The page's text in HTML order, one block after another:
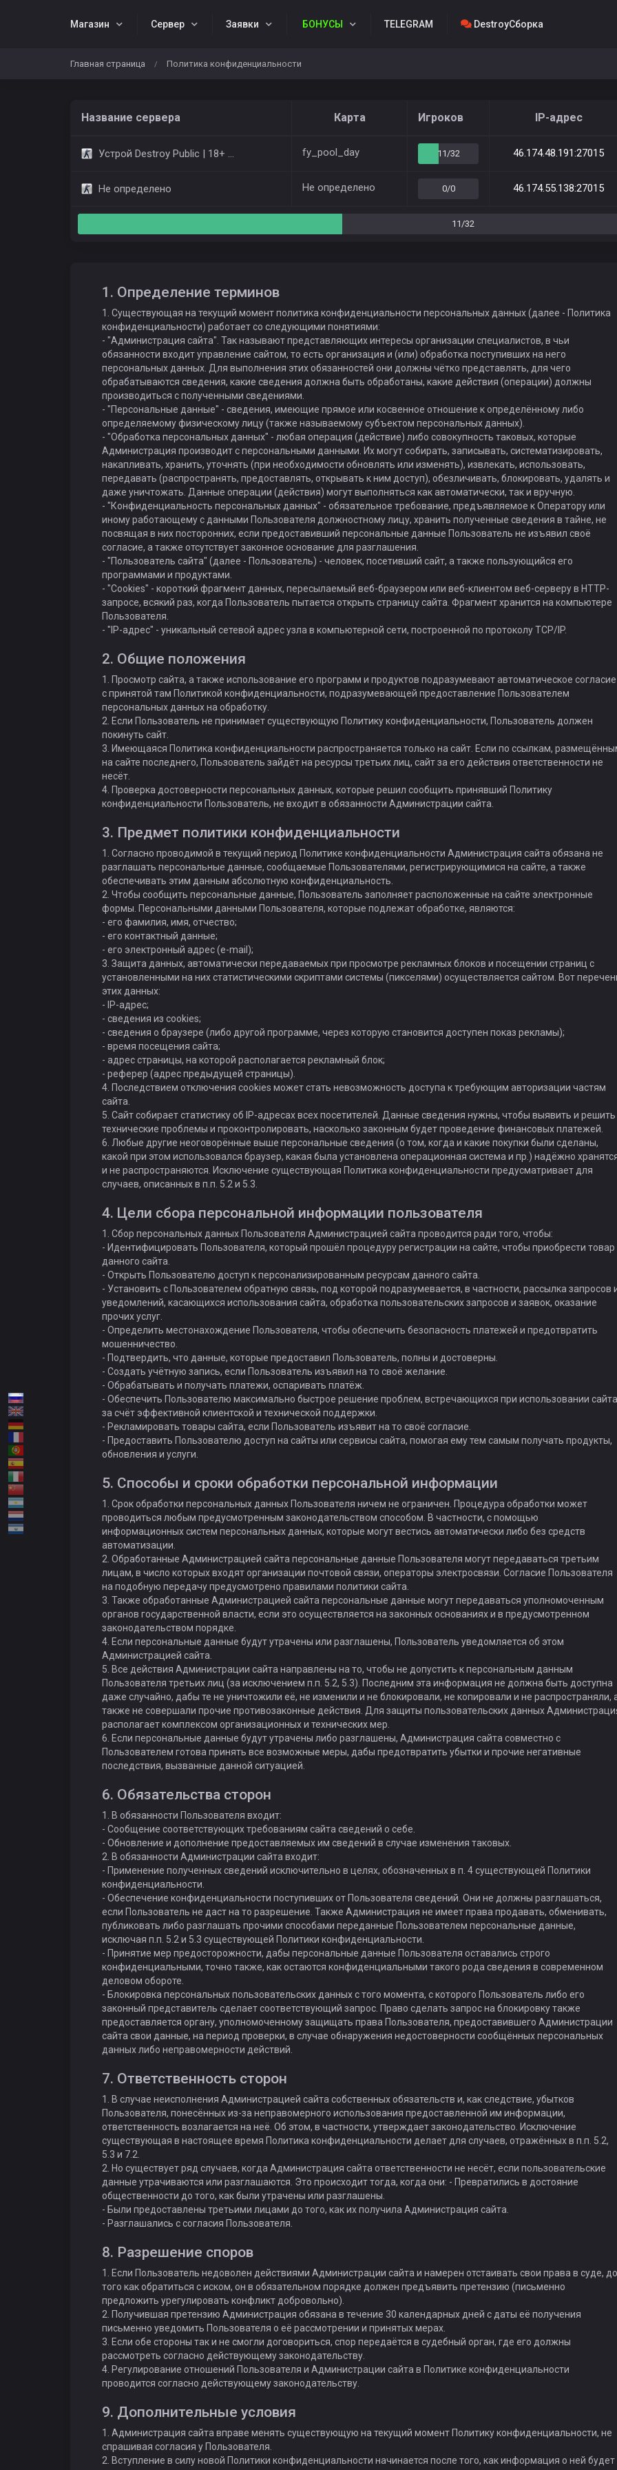
Магазин Cервер Заявки БОНУСЫ TELEGRAM DestroyСборка
Главная страница / Политика конфиденциальности
Название сервера Карта Игроков IP-адрес
Устрой Destroy Public | 18+ Only Dust2 fy_pool_day 11/32 46.174.48.191:27015
Не определено Не определено 0/0 46.174.55.138:27015
11/32
1. Определение терминов
1. Существующая на текущий момент политика конфиденциальности персональных данных (далее - Политика
конфиденциальности) работает со следующими понятиями:
- "Администрация сайта". Так называют представляющих интересы организации специалистов, в чьи
обязанности входит управление сайтом, то есть организация и (или) обработка поступивших на него
персональных данных. Для выполнения этих обязанностей они должны чётко представлять, для чего
обрабатываются сведения, какие сведения должна быть обработаны, какие действия (операции) должны
производиться с полученными сведениями.
- "Персональные данные" - сведения, имеющие прямое или косвенное отношение к определённому либо
определяемому физическому лицу (также называемому субъектом персональных данных).
- "Обработка персональных данных" - любая операция (действие) либо совокупность таковых, которые
Администрация производит с персональными данными. Их могут собирать, записывать, систематизировать,
накапливать, хранить, уточнять (при необходимости обновлять или изменять), извлекать, использовать,
передавать (распространять, предоставлять, открывать к ним доступ), обезличивать, блокировать, удалять и
даже уничтожать. Данные операции (действия) могут выполняться как автоматически, так и вручную.
- "Конфиденциальность персональных данных" - обязательное требование, предъявляемое к Оператору или
иному работающему с данными Пользователя должностному лицу, хранить полученные сведения в тайне, не
посвящая в них посторонних, если предоставивший персональные данные Пользователь не изъявил своё
согласие, а также отсутствует законное основание для разглашения.
- "Пользователь сайта" (далее - Пользователь) - человек, посетивший сайт, а также пользующийся его
программами и продуктами.
- "Cookies" - короткий фрагмент данных, пересылаемый веб-браузером или веб-клиентом веб-серверу в HTTP-
запросе, всякий раз, когда Пользователь пытается открыть страницу сайта. Фрагмент хранится на компьютере
Пользователя.
- "IP-адрес" - уникальный сетевой адрес узла в компьютерной сети, построенной по протоколу TCP/IP.
2. Общие положения
1. Просмотр сайта, а также использование его программ и продуктов подразумевают автоматическое согласие
с принятой там Политикой конфиденциальности, подразумевающей предоставление Пользователем
персональных данных на обработку.
2. Если Пользователь не принимает существующую Политику конфиденциальности, Пользователь должен
покинуть сайт.
3. Имеющаяся Политика конфиденциальности распространяется только на сайт. Если по ссылкам,
на сайте последнего, Пользователь зайдёт на ресурсы третьих лиц, сайт за его действия ответственности не
несёт.
4. Проверка достоверности персональных данных, которые решил сообщить принявший Политику
конфиденциальности Пользователь, не входит в обязанности Администрации сайта.
3. Предмет политики конфиденциальности
1. Согласно проводимой в текущий период Политике конфиденциальности Администрация сайта обязана не
разглашать персональные данные, сообщаемые Пользователями, регистрирующимися на сайте, а также
обеспечивать этим данным абсолютную конфиденциальность.
2. Чтобы сообщить персональные данные, Пользователь заполняет расположенные на сайте электронные
формы. Персональными данными Пользователя, которые подлежат обработке, являются:
- его фамилия, имя, отчество;
- его контактный данные;
- его электронный адрес (e-mail);
3. Защита данных, автоматически передаваемых при просмотре рекламных блоков и посещении страниц с
установленными на них статистическими скриптами системы (пикселями) осуществляется сайтом. Вот
этих данных:
- IP-адрес;
- сведения из cookies;
- сведения о браузере (либо другой программе, через которую становится доступен показ рекламы);
- время посещения сайта;
- адрес страницы, на которой располагается рекламный блок;
- реферер (адрес предыдущей страницы).
4. Последствием отключения cookies может стать невозможность доступа к требующим авторизации частям
сайта.
5. Cайт собирает статистику об IP-адресах всех посетителей. Данные сведения нужны, чтобы выявить и решить
технические проблемы и проконтролировать, насколько законным будет проведение финансовых платежей.
6. Любые другие неоговорённые выше персональные сведения (о том, когда и какие покупки были сделаны,
какой при этом использовался браузер, какая была установлена операционная система и пр.) надёжно
и не распространяются. Исключение существующая Политика конфиденциальности предусматривает для
случаев, описанных в п.п. 5.2 и 5.3.
4. Цели сбора персональной информации пользователя
1. Сбор персональных данных Пользователя Администрацией сайта проводится ради того, чтобы:
- Идентифицировать Пользователя, который прошёл процедуру регистрации на сайте, чтобы приобрести товар
данного сайта.
- Открыть Пользователю доступ к персонализированным ресурсам данного сайта.
- Установить с Пользователем обратную связь, под которой подразумевается, в частности, рассылка запросов
уведомлений, касающихся использования сайта, обработка пользовательских запросов и заявок, оказание
прочих услуг.
- Определить местонахождение Пользователя, чтобы обеспечить безопасность платежей и предотвратить
мошенничество.
- Подтвердить, что данные, которые предоставил Пользователь, полны и достоверны.
- Создать учётную запись, если Пользователь изъявил на то своё желание.
- Обрабатывать и получать платежи, оспаривать платёж.
- Обеспечить Пользователю максимально быстрое решение проблем, встречающихся при использовании
за счёт эффективной клиентской и технической поддержки.
- Рекламировать товары сайта, если Пользователь изъявит на то своё согласие.
- Предоставить Пользователю доступ на сайты или сервисы сайта, помогая ему тем самым получать продукты,
обновления и услуги.
5. Способы и сроки обработки персональной информации
1. Срок обработки персональных данных Пользователя ничем не ограничен. Процедура обработки может
проводиться любым предусмотренным законодательством способом. В частности, с помощью
информационных систем персональных данных, которые могут вестись автоматически либо без средств
автоматизации.
2. Обработанные Администрацией сайта персональные данные Пользователя могут передаваться третьим
лицам, в число которых входят организации почтовой связи, операторы электросвязи. Согласие Пользователя
на подобную передачу предусмотрено правилами политики сайта.
3. Также обработанные Администрацией сайта персональные данные могут передаваться уполномоченным
органов государственной власти, если это осуществляется на законных основаниях и в предусмотренном
законодательством порядке.
4. Если персональные данные будут утрачены или разглашены, Пользователь уведомляется об этом
Администрацией сайта.
5. Все действия Администрации сайта направлены на то, чтобы не допустить к персональным данным
Пользователя третьих лиц (за исключением п.п. 5.2, 5.3). Последним эта информация не должна быть доступна
даже случайно, дабы те не уничтожили её, не изменили и не блокировали, не копировали и не распространяли,
также не совершали прочие противозаконные действия. Для защиты пользовательских данных
располагает комплексом организационных и технических мер.
6. Если персональные данные будут утрачены либо разглашены, Администрация сайта совместно с
Пользователем готова принять все возможные меры, дабы предотвратить убытки и прочие негативные
последствия, вызванные данной ситуацией.
6. Обязательства сторон
1. В обязанности Пользователя входит:
- Сообщение соответствующих требованиям сайта сведений о себе.
- Обновление и дополнение предоставляемых им сведений в случае изменения таковых.
2. В обязанности Администрации сайта входит:
- Применение полученных сведений исключительно в целях, обозначенных в п. 4 существующей Политики
конфиденциальности.
- Обеспечение конфиденциальности поступивших от Пользователя сведений. Они не должны разглашаться,
если Пользователь не даст на то разрешение. Также Администрация не имеет права продавать, обменивать,
публиковать либо разглашать прочими способами переданные Пользователем персональные данные,
исключая п.п. 5.2 и 5.3 существующей Политики конфиденциальности.
- Принятие мер предосторожности, дабы персональные данные Пользователя оставались строго
конфиденциальными, точно также, как остаются конфиденциальными такого рода сведения в современном
деловом обороте.
- Блокировка персональных пользовательских данных с того момента, с которого Пользователь либо его
законный представитель сделает соответствующий запрос. Право сделать запрос на блокировку также
предоставляется органу, уполномоченному защищать права Пользователя, предоставившего Администрации
сайта свои данные, на период проверки, в случае обнаружения недостоверности сообщённых персональных
данных либо неправомерности действий.
7. Ответственность сторон
1. В случае неисполнения Администрацией сайта собственных обязательств и, как следствие, убытков
Пользователя, понесённых из-за неправомерного использования предоставленной им информации,
ответственность возлагается на неё. Об этом, в частности, утверждает законодательство. Исключение
существующая в настоящее время Политика конфиденциальности делает для случаев, отражённых в п.п. 5.2,
5.3 и 7.2.
2. Но существует ряд случаев, когда Администрация сайта ответственности не несёт, если пользовательские
данные утрачиваются или разглашаются. Это происходит тогда, когда они: - Превратились в достояние
общественности до того, как были утрачены или разглашены.
- Были предоставлены третьими лицами до того, как их получила Администрация сайта.
- Разглашались с согласия Пользователя.
8. Разрешение споров
1. Если Пользователь недоволен действиями Администрации сайта и намерен отстаивать свои права в суде, до
того как обратиться с иском, он в обязательном порядке должен предъявить претензию (письменно
предложить урегулировать конфликт добровольно).
2. Получившая претензию Администрация обязана в течение 30 календарных дней с даты её получения
письменно уведомить Пользователя о её рассмотрении и принятых мерах.
3. Если обе стороны так и не смогли договориться, спор передаётся в судебный орган, где его должны
рассмотреть согласно действующему законодательству.
4. Регулирование отношений Пользователя и Администрации сайта в Политике конфиденциальности
проводится согласно действующему законодательству.
9. Дополнительные условия
1. Администрация сайта вправе менять существующую на текущий момент Политику конфиденциальности, не
спрашивая согласия у Пользователя.
2. Вступление в силу новой Политики конфиденциальности начинается после того, как информация о ней будет